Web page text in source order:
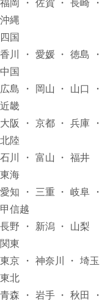
福岡
佐賀 長崎
沖縄
四国
香川
愛媛 徳島
中国
広島
岡山 山口
近畿
大阪
京都 兵庫
北陸
石川
富山
福井
東海
愛知
三重 岐阜
甲信越
長野
新潟
山梨
関東
東京
神奈川 埼玉
東北
青森
岩手 秋田